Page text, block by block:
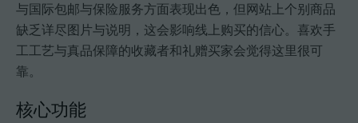
与国际包邮与保险服务方面表现出色，但网站上个别商品
缺乏详尽图片与说明，这会影响线上购买的信心。喜欢手
工工艺与真品保障的收藏者和礼赠买家会觉得这里很可
靠。
核心功能